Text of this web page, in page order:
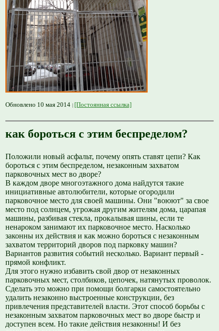
Обновлено 10 мая 2014 [Постоянная ссылка]
как бороться с этим беспределом?
Положили новый асфальт, почему опять ставят цепи? Как
бороться с этим беспределом, незаконным захватом
парковочных мест во дворе?
В каждом дворе многоэтажного дома найдутся такие
инициативные автолюбители, которые огородили
парковочное место для своей машины. Они "воюют" за свое
место под солнцем, угрожая другим жителям дома, царапая
машины, разбивая стекла, прокалывая шины, если те
ненароком занимают их парковочное место. Насколько
законны их действия и как можно бороться с незаконным
захватом территорий дворов под парковку машин?
Вариантов развития событий несколько. Вариант первый -
прямой конфликт.
Для этого нужно избавить свой двор от незаконных
парковочных мест, столбиков, цепочек, натянутых проволок.
Сделать это можно при помощи болгарки самостоятельно
удалить незаконно выстроенные конструкции, без
привлечения представителей власти. Этот способ борьбы с
незаконным захватом парковочных мест во дворе быстр и
доступен всем. Но такие действия незаконны! И без